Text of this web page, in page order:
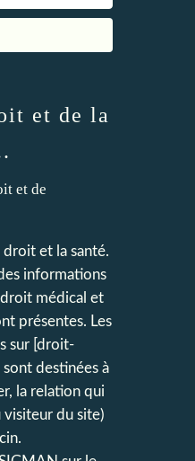
et de la
et la santé.
informations
médical et
présentes. Les
sur [droit-
destinées à
la relation qui
du site)